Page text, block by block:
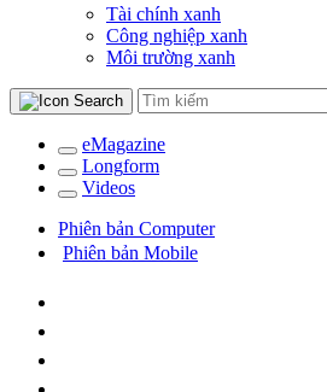
Tài chính xanh
Công nghiệp xanh
Môi trường xanh
eMagazine
Longform
Videos
Phiên bản Computer
Phiên bản Mobile